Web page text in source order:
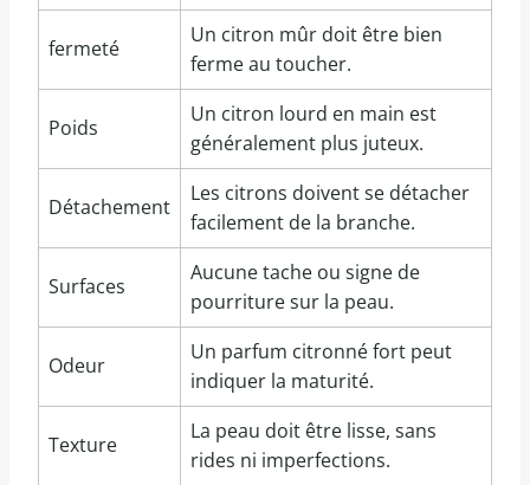
fermeté
Un citron mûr doit être bien
ferme au toucher.
Poids
Un citron lourd en main est
généralement plus juteux.
Détachement
Les citrons doivent se détacher
facilement de la branche.
Surfaces
Aucune tache ou signe de
pourriture sur la peau.
Odeur
Un parfum citronné fort peut
indiquer la maturité.
Texture
La peau doit être lisse, sans
rides ni imperfections.